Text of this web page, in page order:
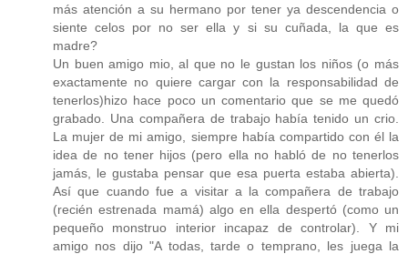
más atención a su hermano por tener ya descendencia o
siente celos por no ser ella y si su cuñada, la que es
madre?
Un buen amigo mio, al que no le gustan los niños (o más
exactamente no quiere cargar con la responsabilidad de
tenerlos)hizo hace poco un comentario que se me quedó
grabado. Una compañera de trabajo había tenido un crio.
La mujer de mi amigo, siempre había compartido con él la
idea de no tener hijos (pero ella no habló de no tenerlos
jamás, le gustaba pensar que esa puerta estaba abierta).
Así que cuando fue a visitar a la compañera de trabajo
(recién estrenada mamá) algo en ella despertó (como un
pequeño monstruo interior incapaz de controlar). Y mi
amigo nos dijo "A todas, tarde o temprano, les juega la